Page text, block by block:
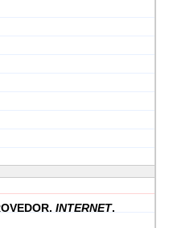
INTERNET.